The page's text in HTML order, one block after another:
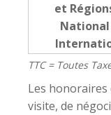
et
TTC = Toutes
Les
visite, de